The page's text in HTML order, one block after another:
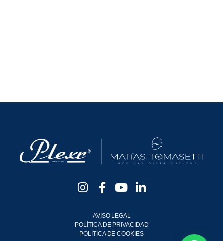
AVISO LEGAL
POLÍTICA DE PRIVACIDAD
POLÍTICA DE COOKIES